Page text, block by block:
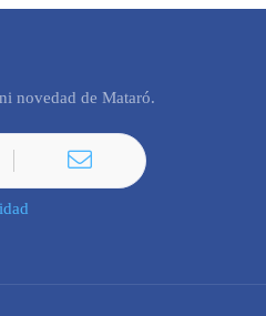
novedad de Mataró.